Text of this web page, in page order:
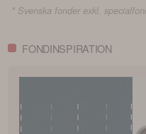
* Svenska fonder exkl.
FONDINSPIRATION